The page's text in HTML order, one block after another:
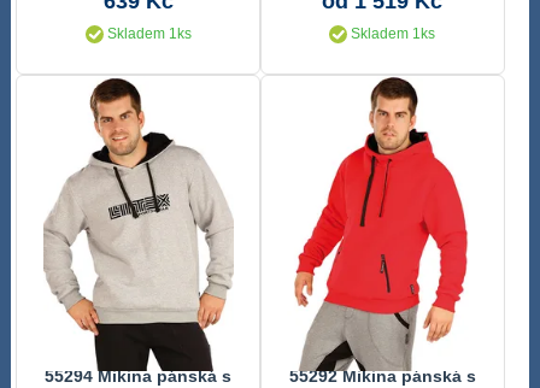
Skladem 1ks Skladem 1ks
55294 Mikina pánská s
55292 Mikina pánská s